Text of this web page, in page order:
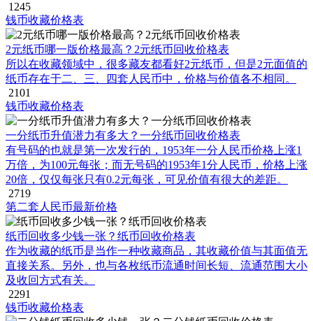
1245
钱币收藏价格表
2元纸币哪一版价格最高？2元纸币回收价格表
所以在收藏领域中，很多藏友都看好2元纸币，但是2元面值的
纸币存在于二、三、四套人民币中，价格与价值各不相同。
2101
钱币收藏价格表
一分纸币升值潜力有多大？一分纸币回收价格表
有号码的也就是第一次发行的，1953年一分人民币价格上涨1
万倍，为100元每张；而无号码的1953年1分人民币，价格上涨
20倍，仅仅每张只有0.2元每张，可见价值有很大的差距。
2719
第二套人民币最新价格
纸币回收多少钱一张？纸币回收价格表
作为收藏的纸币是当作一种收藏商品，其收藏价值与其面值无
直接关系。另外，也与各枚纸币流通时间长短、流通范围大小
及收回方式有关。
2291
钱币收藏价格表